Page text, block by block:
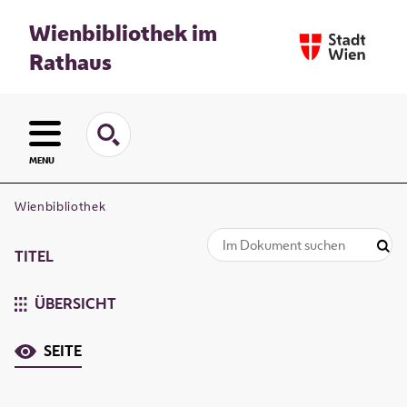
Wienbibliothek im
Rathaus
MENU
Wienbibliothek
TITEL
ÜBERSICHT
SEITE